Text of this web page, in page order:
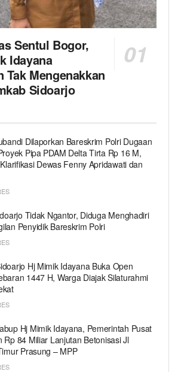
Sentul Bogor,
Idayana
Tak Mengenakkan
Sidoarjo
Dilaporkan Bareskrim Polri Dugaan
Pipa PDAM Delta Tirta Rp 16 M,
Dewas Fenny Apridawati dan
Tidak Ngantor, Diduga Menghadiri
Penyidik Bareskrim Polri
Hj Mimik Idayana Buka Open
1447 H, Warga Diajak Silaturahmi
Hj Mimik Idayana, Pemerintah Pusat
Rp 84 Miliar Lanjutan Betonisasi Jl
Prasung – MPP